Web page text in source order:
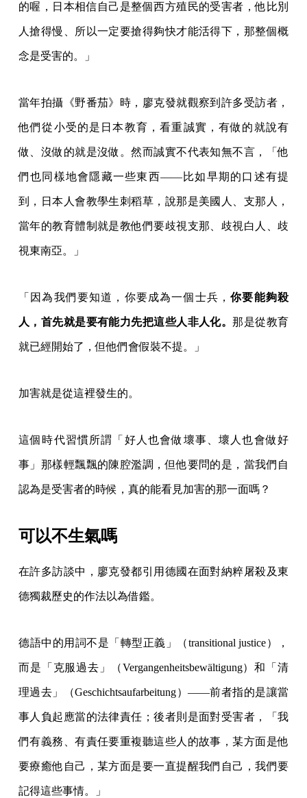
的喔，日本相信自己是整個西方殖民的受害者，他比別
人搶得慢、所以一定要搶得夠快才能活得下，那整個概
念是受害的。」
當年拍攝《野番茄》時，廖克發就觀察到許多受訪者，
他們從小受的是日本教育，看重誠實，有做的就說有
做、沒做的就是沒做。然而誠實不代表知無不言，「他
們也同樣地會隱藏一些東西——比如早期的口述有提
到，日本人會教學生刺稻草，說那是美國人、支那人，
當年的教育體制就是教他們要歧視支那、歧視白人、歧
視東南亞。」
「因為我們要知道，你要成為一個士兵，你要能夠殺
人，首先就是要有能力先把這些人非人化。那是從教育
就已經開始了，但他們會假裝不提。」
加害就是從這裡發生的。
這個時代習慣所謂「好人也會做壞事、壞人也會做好
事」那樣輕飄飄的陳腔濫調，但他要問的是，當我們自
認為是受害者的時候，真的能看見加害的那一面嗎？
可以不生氣嗎
在許多訪談中，廖克發都引用德國在面對納粹屠殺及東
德獨裁歷史的作法以為借鑑。
德語中的用詞不是「轉型正義」（transitional justice），
而是「克服過去」（Vergangenheitsbewältigung）和「清
理過去」（Geschichtsaufarbeitung）——前者指的是讓當
事人負起應當的法律責任；後者則是面對受害者，「我
們有義務、有責任要重複聽這些人的故事，某方面是他
要療癒他自己，某方面是要一直提醒我們自己，我們要
記得這些事情。」